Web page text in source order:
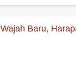
Wajah Baru,